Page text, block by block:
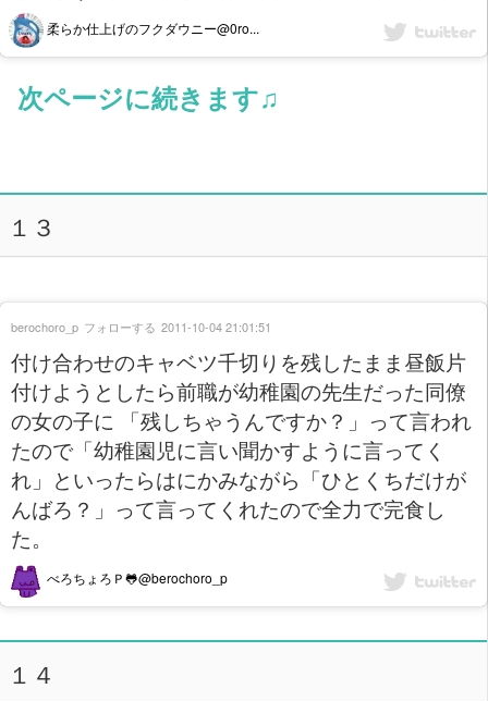
柔らか仕上げのフクダウニー@0ro...
次ページに続きます♫
１３
付け合わせのキャベツ千切りを残したまま昼飯片
付けようとしたら前職が幼稚園の先生だった同僚
の女の子に 「残しちゃうんですか？」って言われ
たので「幼稚園児に言い聞かすように言ってく
れ」といったらはにかみながら「ひとくちだけが
んばろ？」って言ってくれたので全力で完食し
た。
べろちょろＰ🐸@berochoro_p
berochoro_p フォローする 2011-10-04 21:01:51
１４